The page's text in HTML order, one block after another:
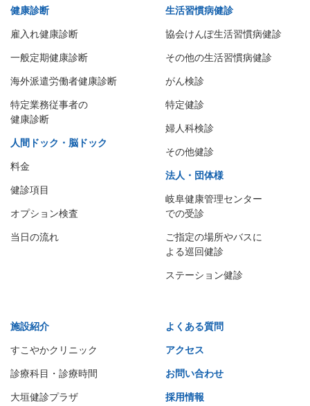
健康診断
雇入れ健康診断
一般定期健康診断
海外派遣労働者健康診断
特定業務従事者の
健康診断
人間ドック・脳ドック
料金
健診項目
オプション検査
当日の流れ
生活習慣病健診
協会けんぽ生活習慣病健診
その他の生活習慣病健診
がん検診
特定健診
婦人科検診
その他健診
法人・団体様
岐阜健康管理センター
での受診
ご指定の場所やバスに
よる巡回健診
ステーション健診
施設紹介
すこやかクリニック
診療科目・診療時間
大垣健診プラザ
よくある質問
アクセス
お問い合わせ
採用情報